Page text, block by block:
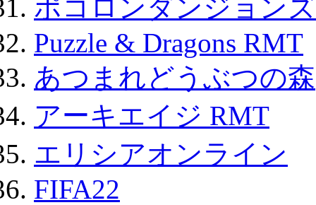
ポコロンダンジョン
Puzzle & Dragons RMT
あつまれどうぶつの森
アーキエイジ RMT
エリシアオンライン
FIFA22